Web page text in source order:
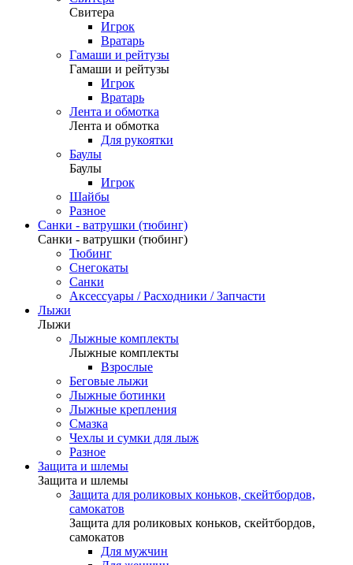
Свитера
Игрок
Вратарь
Гамаши и рейтузы
Гамаши и рейтузы
Игрок
Вратарь
Лента и обмотка
Лента и обмотка
Для рукоятки
Баулы
Баулы
Игрок
Шайбы
Разное
Санки - ватрушки (тюбинг)
Санки - ватрушки (тюбинг)
Тюбинг
Снегокаты
Санки
Аксессуары / Расходники / Запчасти
Лыжи
Лыжи
Лыжные комплекты
Лыжные комплекты
Взрослые
Беговые лыжи
Лыжные ботинки
Лыжные крепления
Смазка
Чехлы и сумки для лыж
Разное
Защита и шлемы
Защита и шлемы
Защита для роликовых коньков, скейтбордов,
самокатов
Защита для роликовых коньков, скейтбордов,
самокатов
Для мужчин